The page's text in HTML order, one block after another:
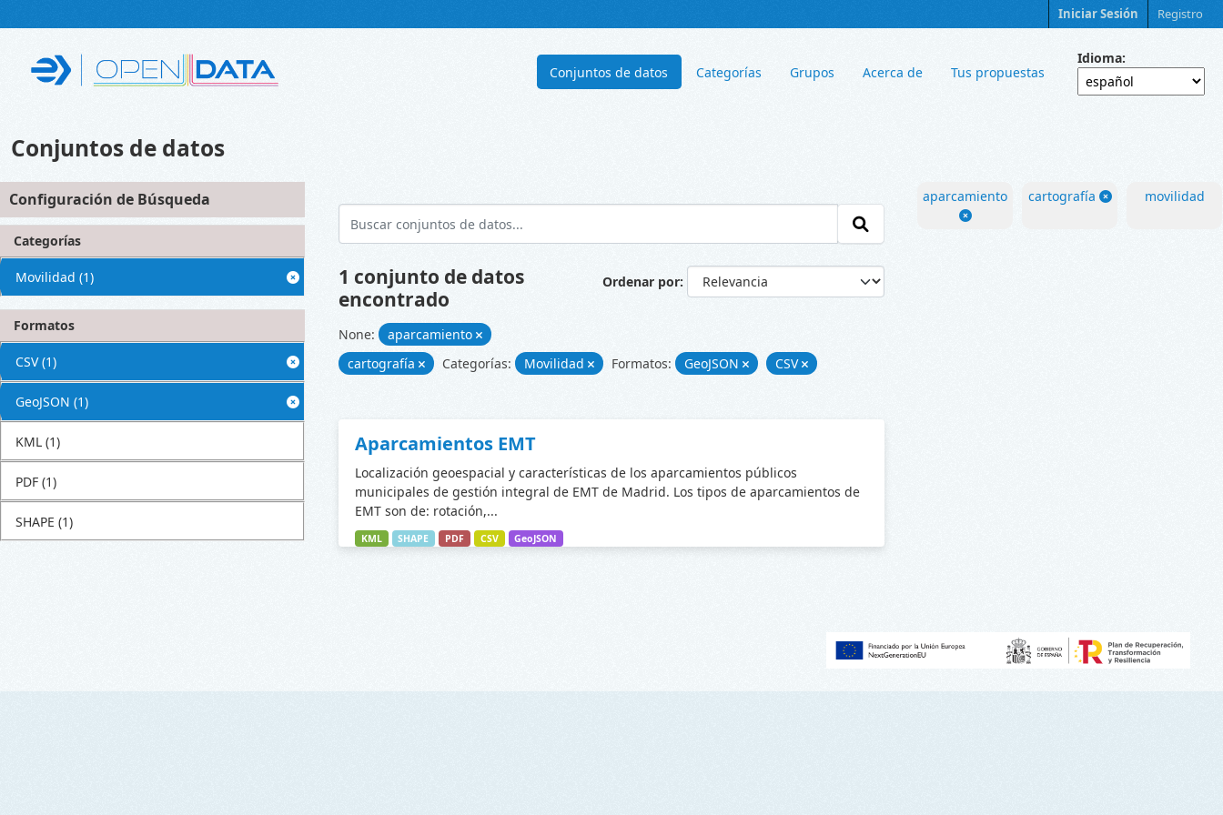
Iniciar Sesión Registro
Conjuntos de datos Categorías Grupos Acerca de Tus propuestas
Idioma
Conjuntos de datos
Configuración de Búsqueda
Categorías
Movilidad (1)
Formatos
CSV (1)
GeoJSON (1)
KML (1)
PDF (1)
SHAPE (1)
Ordenar por
1 conjunto de datos
encontrado
None:
aparcamiento
cartografía
Categorías: Movilidad Formatos: GeoJSON CSV
Aparcamientos EMT
Localización geoespacial y características de los aparcamientos públicos
municipales de gestión integral de EMT de Madrid. Los tipos de aparcamientos de
EMT son de: rotación,...
KML SHAPE PDF CSV GeoJSON
aparcamiento cartografía movilidad